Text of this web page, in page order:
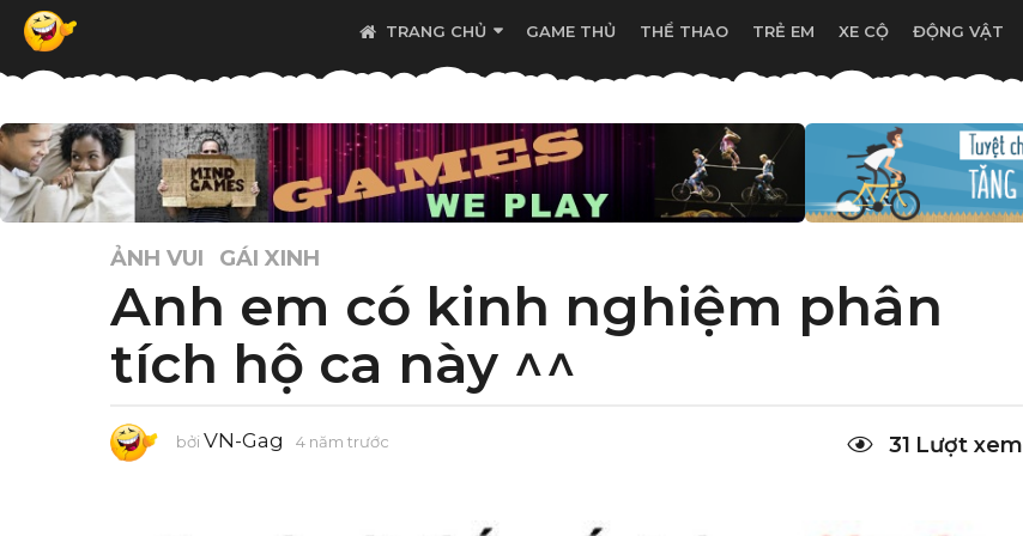
TRANG CHỦ GAME THỦ THỂ THAO TRẺ EM XE CỘ ĐỘNG VẬT
ẢNH VUI GÁI XINH
Anh em có kinh nghiệm phân
tích hộ ca này ^^
bởi VN-Gag 4 năm trước 31 Lượt xem